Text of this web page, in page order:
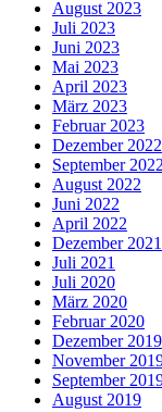
August 2023
Juli 2023
Juni 2023
Mai 2023
April 2023
März 2023
Februar 2023
Dezember 2022
September 2022
August 2022
Juni 2022
April 2022
Dezember 2021
Juli 2021
Juli 2020
März 2020
Februar 2020
Dezember 2019
November
September
August 2019